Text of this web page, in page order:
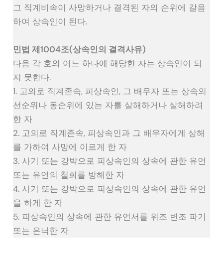
그 직계비속이 사망하거나 결격된 자의 순위에 갈음
하여 상속인이 된다.
민법 제1004조(상속인의 결격사유)
다음 각 호의 어느 하나에 해당한 자는 상속인이 되
지 못한다.
1. 고의로 직계존속, 피상속인, 그 배우자 또는 상속의
선순위나 동순위에 있는 자를 살해하거나 살해하려
한 자
2. 고의로 직계존속, 피상속인과 그 배우자에게 상해
를 가하여 사망에 이르게 한 자
3. 사기 또는 강박으로 피상속인의 상속에 관한 유언
또는 유언의 철회를 방해한 자
4. 사기 또는 강박으로 피상속인의 상속에 관한 유언
을 하게 한 자
5. 피상속인의 상속에 관한 유언서를 위조 변조 파기
또는 은닉한 자